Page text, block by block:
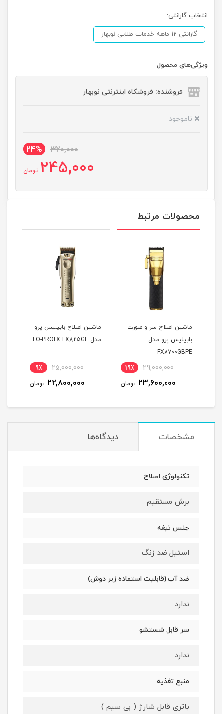
انتخاب گارانتی:
گارانتی 12 ماهه خدمات طلایی نوبهار
ویژگی‌های محصول
فروشنده: فروشگاه اینترنتی نوبهار
ناموجود
320,000
24%
245,000 تومان
محصولات مرتبط
ماشین اصلاح سر و صورت
بابیلیس پرو مدل
FX8700GBPE
29,000,000 19٪
23,600,000 تومان
ماشین اصلاح بابیلیس پرو
مدل LO-PROFX FX825GE
25,000,000 9٪
22,800,000 تومان
مشخصات دیدگاه‌ها
تکنولوژی اصلاح
برش مستقیم
جنس تیغه
استیل ضد زنگ
ضد آب (قابلیت استفاده زیر دوش)
ندارد
سر قابل شستشو
ندارد
منبع تغذیه
باتری قابل شارژ ( بی سیم )